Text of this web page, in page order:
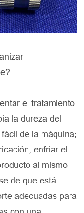
el tratamiento
la dureza del
de la máquina;
enfriar el
al mismo
de que está
adecuadas para